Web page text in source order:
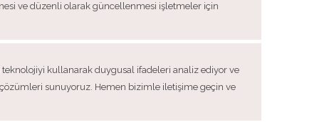
ve düzenli olarak güncellenmesi işletmeler için
teknolojiyi kullanarak duygusal ifadeleri analiz ediyor ve
sunuyoruz. Hemen bizimle iletişime geçin ve